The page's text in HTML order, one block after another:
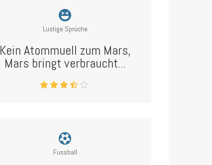
Lustige Sprüche
Kein Atommuell zum Mars,
Mars bringt verbraucht...
Fussball